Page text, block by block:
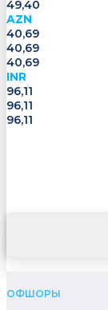
49,40
AZN
40,69
40,69
40,69
INR
96,11
96,11
96,11
ОФШОРЫ